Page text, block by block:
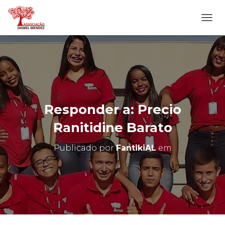
L
T
E
R
N
A
N
A
E
G
O
Responder a: Precio
Ranitidine Barato
Publicado porFantikiALem